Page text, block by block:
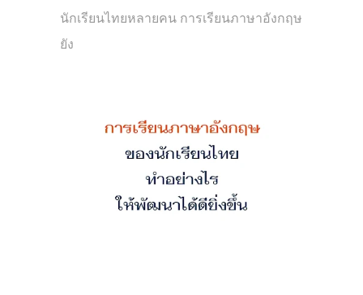
นักเรียนไทยหลายคน การเรียนภาษาอังกฤษ
ยัง